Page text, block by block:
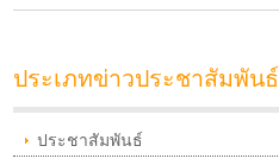
ประเภทข่าวประชาสัมพันธ์
ประชาสัมพันธ์